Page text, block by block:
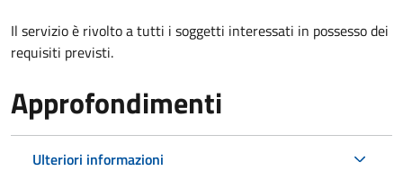
Il servizio è rivolto a tutti i soggetti interessati in possesso dei
requisiti previsti.
Approfondimenti
Ulteriori informazioni